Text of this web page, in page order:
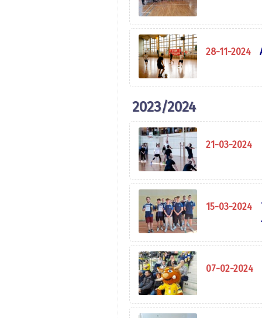
28-11-2024
2023/2024
21-03-2024
15-03-2024
07-02-2024